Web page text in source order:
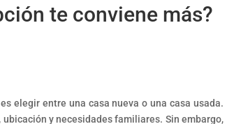
te conviene más?
elegir entre una casa nueva o una casa usada.
y necesidades familiares. Sin embargo,